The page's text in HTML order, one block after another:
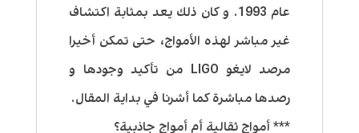
عام 1993. و كان ذلك يعد بمثابة اكتشاف
غير مباشر لهذه الأمواج، حتى تمكن أخيرا
مرصد لايغو LIGO من تأكيد وجودها و
رصدها مباشرة كما أشرنا في بداية المقال.
*** أمواج ثقالية أم أمواج جاذبية؟